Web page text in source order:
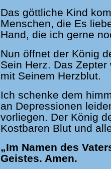
Das göttliche Kind
Menschen, die Es
Hand, die ich gerne
Nun öffnet der König
Sein Herz. Das
mit Seinem Herzblut.
Ich schenke dem
an Depressionen
vorliegen. Der König
Kostbaren Blut und
„Im Namen des
Geistes. Amen.